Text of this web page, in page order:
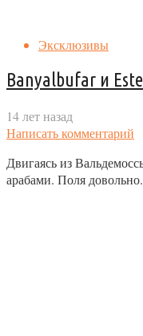
Эксклюзивы
Banyalbufar и
14 лет назад
Написать комментарий
Двигаясь из
арабами. Поля